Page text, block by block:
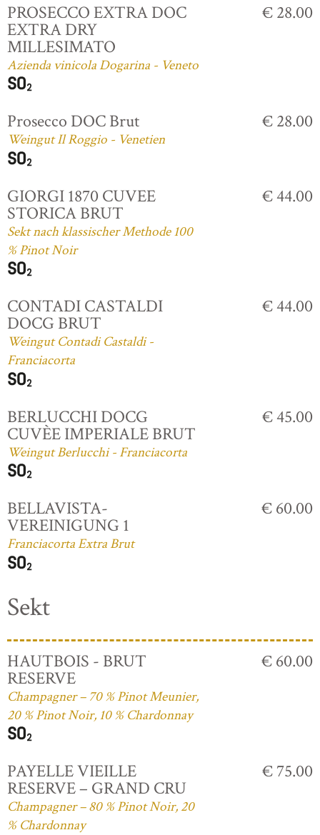
PROSECCO EXTRA DOC
EXTRA DRY
MILLESIMATO
Azienda vinicola Dogarina - Veneto
€ 28.00
Prosecco DOC Brut
Weingut Il Roggio - Venetien
€ 28.00
GIORGI 1870 CUVEE
STORICA BRUT
Sekt nach klassischer Methode 100
% Pinot Noir
€ 44.00
CONTADI CASTALDI
DOCG BRUT
Weingut Contadi Castaldi -
Franciacorta
€ 44.00
BERLUCCHI DOCG
CUVÈE IMPERIALE BRUT
Weingut Berlucchi - Franciacorta
€ 45.00
BELLAVISTA-
VEREINIGUNG 1
Franciacorta Extra Brut
€ 60.00
Sekt
HAUTBOIS - BRUT
RESERVE
Champagner – 70 % Pinot Meunier,
20 % Pinot Noir, 10 % Chardonnay
€ 60.00
PAYELLE VIEILLE
RESERVE – GRAND CRU
Champagner – 80 % Pinot Noir, 20
% Chardonnay
€ 75.00